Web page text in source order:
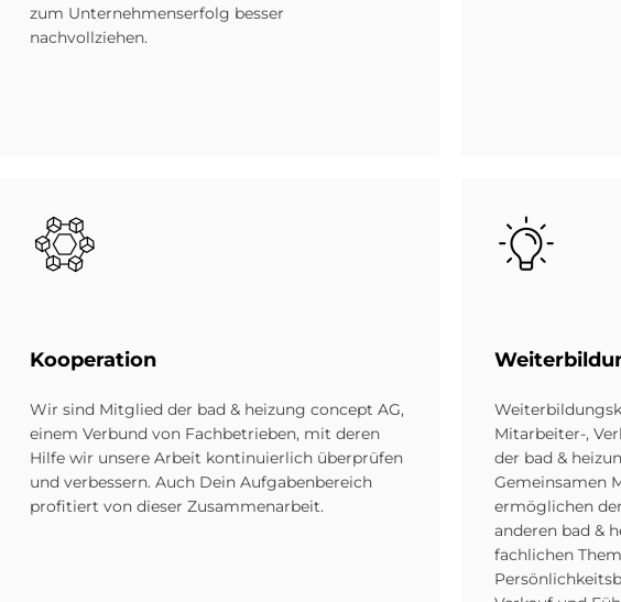
zum Unternehmenserfolg besser
nachvollziehen.
Bild
Ko­ope­ra­ti­on
Wir sind Mitglied der bad & heizung concept AG,
einem Verbund von Fachbetrieben, mit deren
Hilfe wir unsere Arbeit kontinuierlich überprüfen
und verbessern. Auch Dein Aufgabenbereich
profitiert von dieser Zusammenarbeit.
Bild
Mitarbeiter-,
der bad &
Gemeinsamen
ermöglichen
anderen bad &
fachlichen